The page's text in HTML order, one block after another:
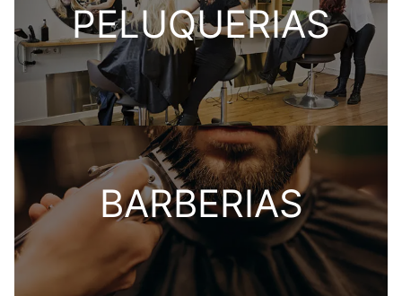
PELUQUERIAS
BARBERIAS